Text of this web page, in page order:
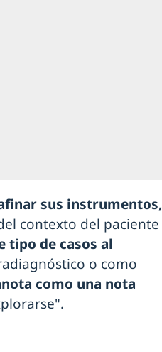
sus instrumentos,
contexto del paciente
tipo de casos al
o como
como una nota